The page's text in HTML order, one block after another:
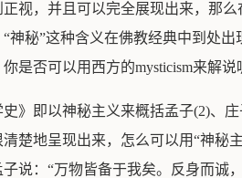
视，并且可以完全展现出来，那
神秘”这种含义在佛教经典中到处
是否可以用西方的mysticism来解说
》即以神秘主义来概括孟子(2)、
楚地呈现出来，怎么可以用“神秘
说：“万物皆备于我矣。反身而诚